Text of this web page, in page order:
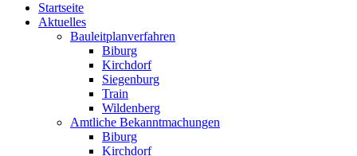
Startseite
Aktuelles
Bauleitplanverfahren
Biburg
Kirchdorf
Siegenburg
Train
Wildenberg
Amtliche Bekanntmachungen
Biburg
Kirchdorf